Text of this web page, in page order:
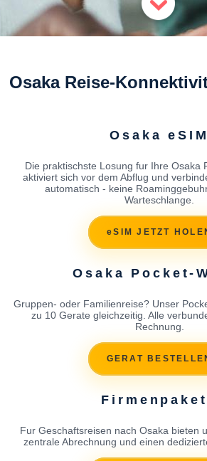
Osaka Reise-
Osaka eSIM
Die praktischste Losung fur Ihre Osaka
aktiviert sich vor dem Abflug und
automatisch - keine
Warteschlange.
eSIM JETZT
Osaka Pocket-
Gruppen- oder Familienreise? Unser
zu 10 Gerate gleichzeitig. Alle
Rechnung.
GERAT
Fur Geschaftsreisen nach Osaka bieten
zentrale Abrechnung und einen